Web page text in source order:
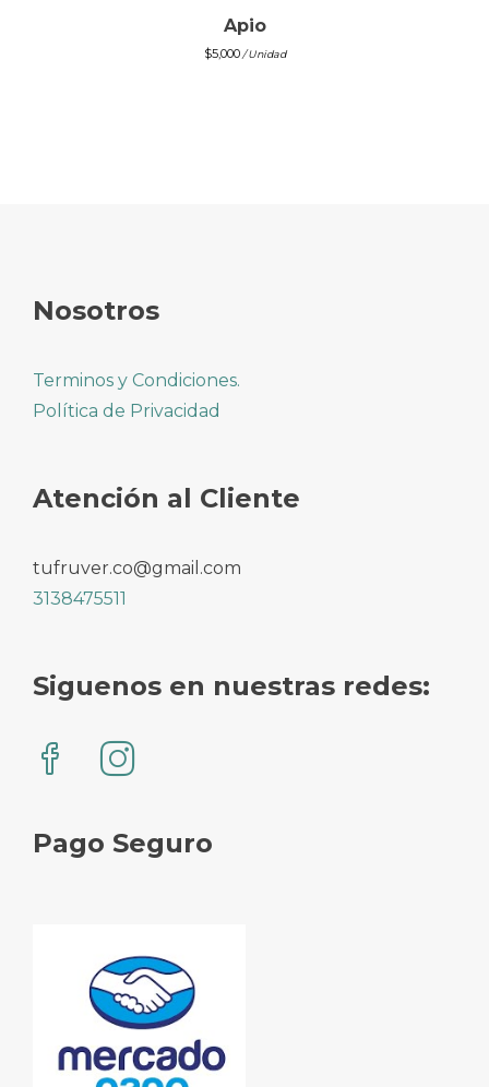
Apio
$5,000/ Unidad
Nosotros
Terminos y Condiciones.
Política de Privacidad
Atención al Cliente
tufruver.co@gmail.com
3138475511
Siguenos en nuestras redes:
Pago Seguro